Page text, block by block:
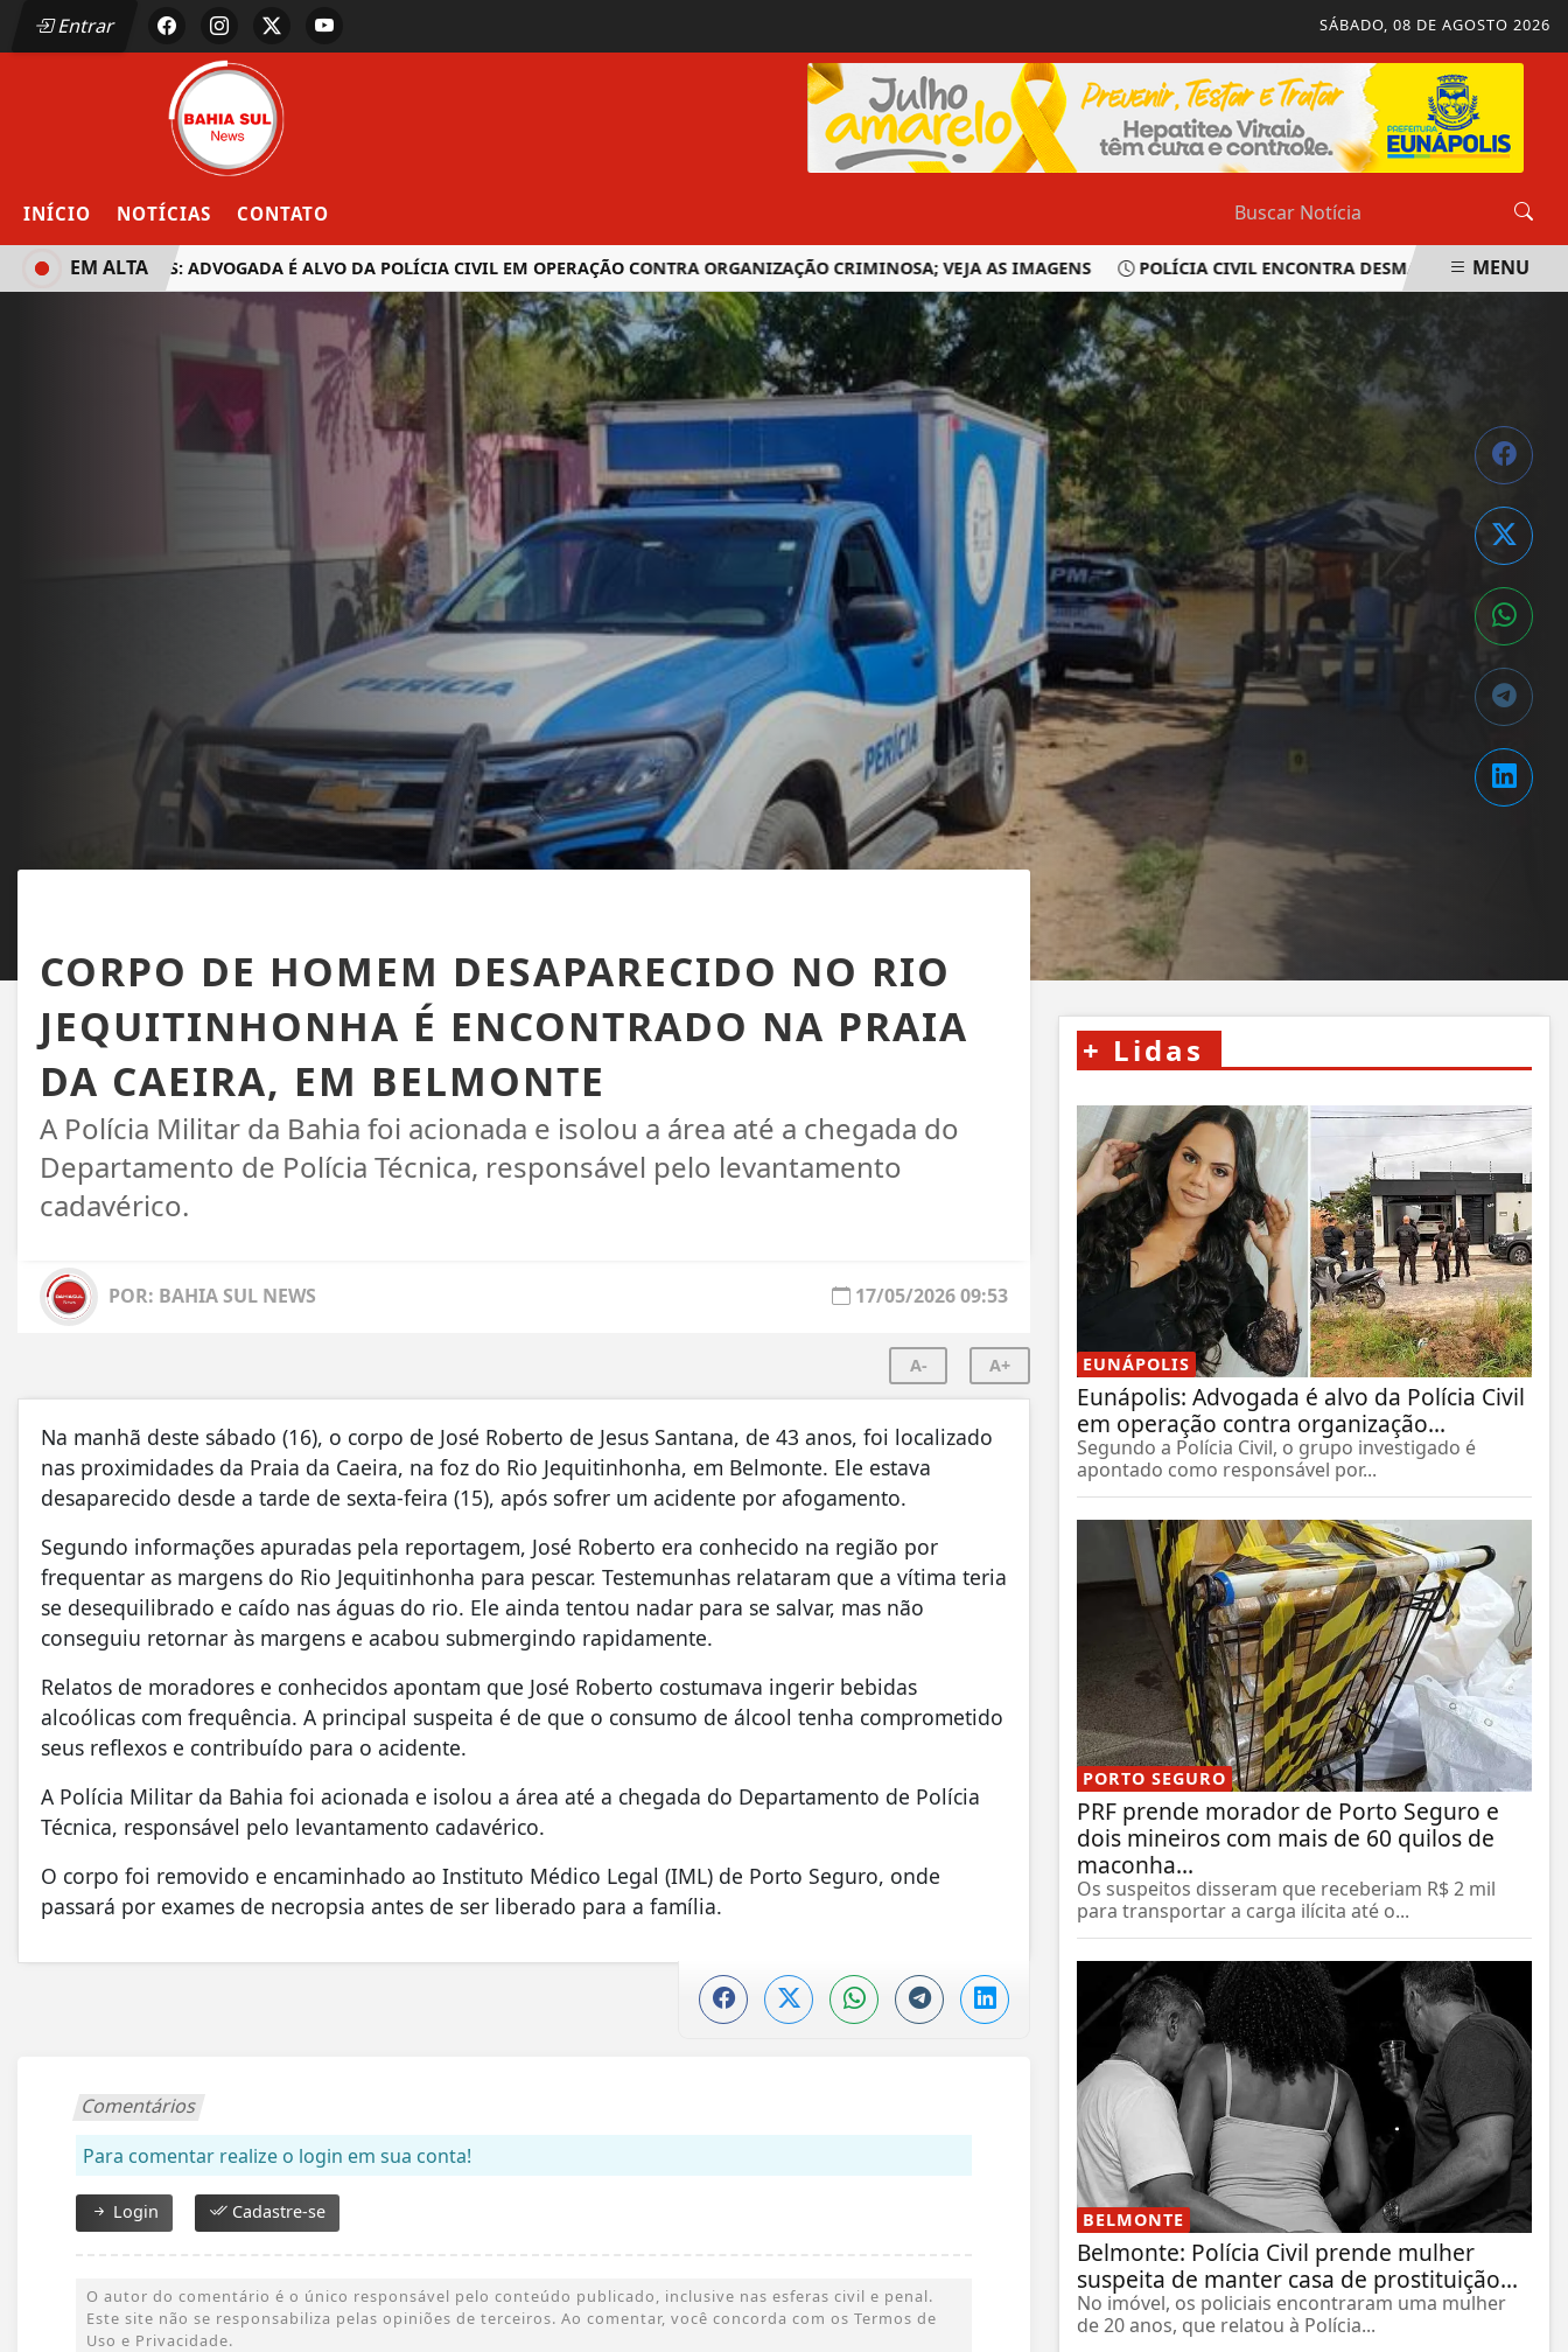
Entrar SÁBADO, 08 DE AGOSTO 2026
INÍCIO NOTÍCIAS CONTATO
EUNÁPOLIS: ADVOGADA É ALVO DA POLÍCIA CIVIL EM OPERAÇÃO CONTRA ORGANIZAÇÃO CRIMINOSA; VEJA AS IMAGENS POLÍCIA CIVIL ENCONTRA DESMANCHE DURANTE
EM ALTA MENU
CORPO DE HOMEM DESAPARECIDO NO RIO
JEQUITINHONHA É ENCONTRADO NA PRAIA
DA CAEIRA, EM BELMONTE
A Polícia Militar da Bahia foi acionada e isolou a área até a chegada do
Departamento de Polícia Técnica, responsável pelo levantamento
cadavérico.
POR: BAHIA SUL NEWS 17/05/2026 09:53
A- A+
Na manhã deste sábado (16), o corpo de José Roberto de Jesus Santana, de 43 anos, foi localizado
nas proximidades da Praia da Caeira, na foz do Rio Jequitinhonha, em Belmonte. Ele estava
desaparecido desde a tarde de sexta-feira (15), após sofrer um acidente por afogamento.
Segundo informações apuradas pela reportagem, José Roberto era conhecido na região por
frequentar as margens do Rio Jequitinhonha para pescar. Testemunhas relataram que a vítima teria
se desequilibrado e caído nas águas do rio. Ele ainda tentou nadar para se salvar, mas não
conseguiu retornar às margens e acabou submergindo rapidamente.
Relatos de moradores e conhecidos apontam que José Roberto costumava ingerir bebidas
alcoólicas com frequência. A principal suspeita é de que o consumo de álcool tenha comprometido
seus reflexos e contribuído para o acidente.
A Polícia Militar da Bahia foi acionada e isolou a área até a chegada do Departamento de Polícia
Técnica, responsável pelo levantamento cadavérico.
O corpo foi removido e encaminhado ao Instituto Médico Legal (IML) de Porto Seguro, onde
passará por exames de necropsia antes de ser liberado para a família.
Comentários
Para comentar realize o login em sua conta!
Login Cadastre-se
O autor do comentário é o único responsável pelo conteúdo publicado, inclusive nas esferas civil e penal.
Este site não se responsabiliza pelas opiniões de terceiros. Ao comentar, você concorda com os Termos de
Uso e Privacidade.
+ Lidas
EUNÁPOLIS
Eunápolis: Advogada é alvo da Polícia Civil
em operação contra organização...
Segundo a Polícia Civil, o grupo investigado é
apontado como responsável por...
PORTO SEGURO
PRF prende morador de Porto Seguro e
dois mineiros com mais de 60 quilos de
maconha...
Os suspeitos disseram que receberiam R$ 2 mil
para transportar a carga ilícita até o...
BELMONTE
Belmonte: Polícia Civil prende mulher
suspeita de manter casa de prostituição...
No imóvel, os policiais encontraram uma mulher
de 20 anos, que relatou à Polícia...